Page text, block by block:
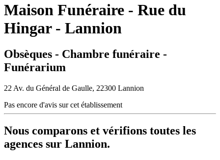
Maison Funéraire - Rue du
Hingar - Lannion
Obsèques - Chambre funéraire -
Funérarium
22 Av. du Général de Gaulle, 22300 Lannion
Pas encore d'avis sur cet établissement
Nous comparons et vérifions toutes les
agences sur Lannion.